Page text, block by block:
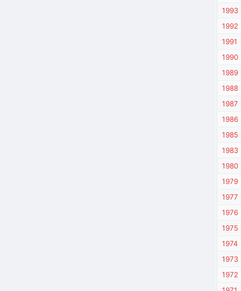
1993
1992
1991
1990
1989
1988
1987
1986
1985
1983
1980
1979
1977
1976
1975
1974
1973
1972